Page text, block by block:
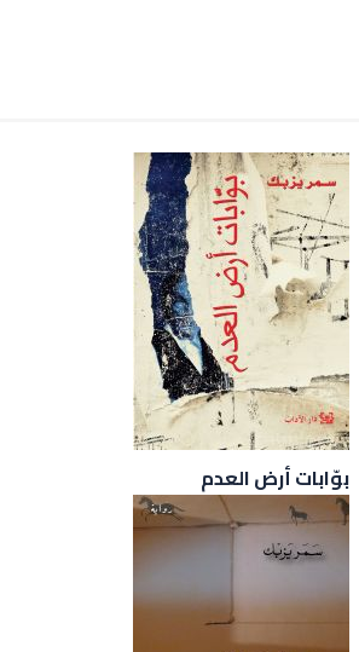
بوّابات أرض العدم